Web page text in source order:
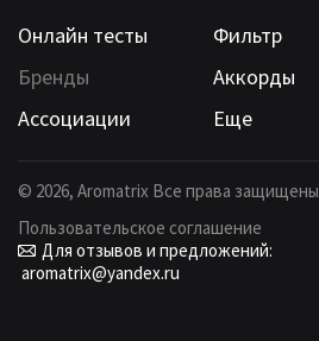
Онлайн тесты Фильтр
Бренды
Аккорды
Ассоциации
Еще
© 2026, Aromatrix Все права защищены
Пользовательское соглашение
Для отзывов и предложений:
aromatrix@yandex.ru